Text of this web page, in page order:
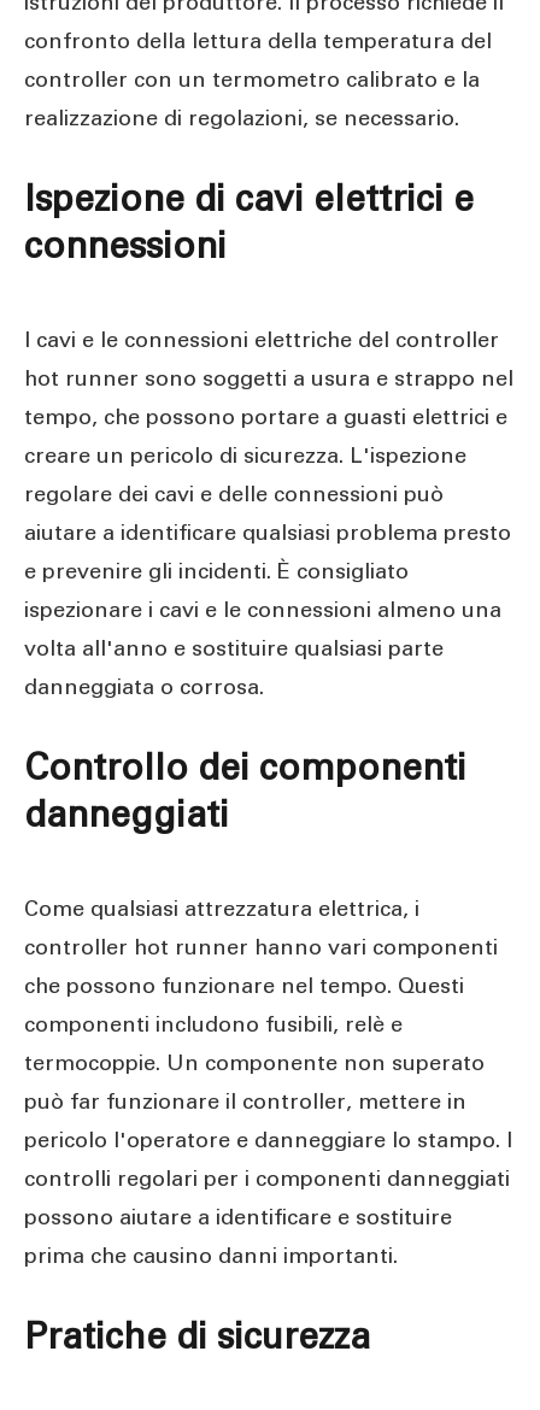
confronto della lettura della temperatura del
controller con un termometro calibrato e la
realizzazione di regolazioni, se necessario.
Ispezione di cavi elettrici e
connessioni
I cavi e le connessioni elettriche del controller
hot runner sono soggetti a usura e strappo nel
tempo, che possono portare a guasti elettrici e
creare un pericolo di sicurezza. L'ispezione
regolare dei cavi e delle connessioni può
aiutare a identificare qualsiasi problema presto
e prevenire gli incidenti. È consigliato
ispezionare i cavi e le connessioni almeno una
volta all'anno e sostituire qualsiasi parte
danneggiata o corrosa.
Controllo dei componenti
danneggiati
Come qualsiasi attrezzatura elettrica, i
controller hot runner hanno vari componenti
che possono funzionare nel tempo. Questi
componenti includono fusibili, relè e
termocoppie. Un componente non superato
può far funzionare il controller, mettere in
pericolo l'operatore e danneggiare lo stampo. I
controlli regolari per i componenti danneggiati
possono aiutare a identificare e sostituire
prima che causino danni importanti.
Pratiche di sicurezza